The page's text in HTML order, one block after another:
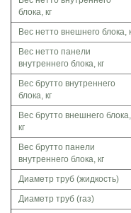
блока, кг
Вес нетто внешнего блока,
Вес нетто панели
внутреннего блока, кг
Вес брутто внутреннего
блока, кг
Вес брутто внешнего блока,
кг
Вес брутто панели
внутреннего блока, кг
Диаметр труб (жидкость)
Диаметр труб (газ)